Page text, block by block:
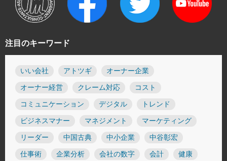
注目のキーワード
いい会社 アトツギ オーナー企業
オーナー経営 クレーム対応 コスト
コミュニケーション デジタル トレンド
ビジネスマナー マネジメント マーケティング
リーダー 中国古典 中小企業 中谷彰宏
仕事術 企業分析 会社の数字 会計 健康